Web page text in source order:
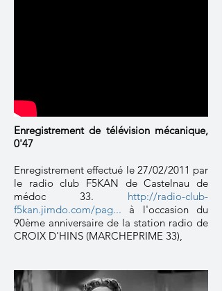
Enregistrement de télévision mécanique,
0'47
Enregistrement effectué le 27/02/2011 par
le radio club F5KAN de Castelnau de
médoc 33. http://radio-club-
f5kan.jimdo.com/pag... à l'occasion du
90ème anniversaire de la station radio de
CROIX D'HINS (MARCHEPRIME 33),